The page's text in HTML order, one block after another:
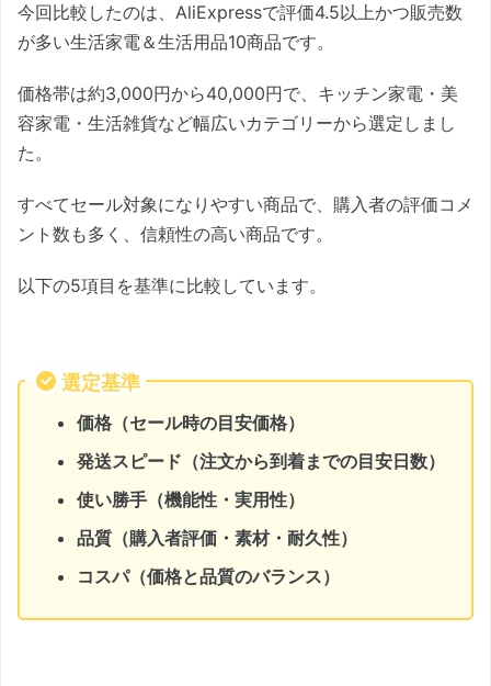
今回比較したのは、AliExpressで評価4.5以上かつ販売数
が多い生活家電＆生活用品10商品です。
価格帯は約3,000円から40,000円で、キッチン家電・美
容家電・生活雑貨など幅広いカテゴリーから選定しまし
た。
すべてセール対象になりやすい商品で、購入者の評価コメ
ント数も多く、信頼性の高い商品です。
以下の5項目を基準に比較しています。
選定基準
価格（セール時の目安価格）
発送スピード（注文から到着までの目安日数）
使い勝手（機能性・実用性）
品質（購入者評価・素材・耐久性）
コスパ（価格と品質のバランス）